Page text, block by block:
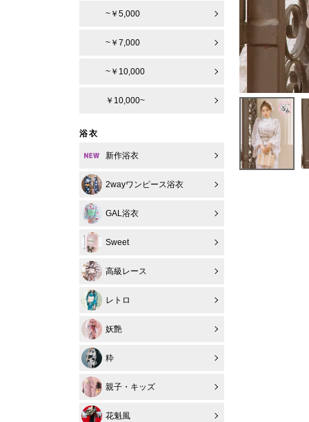
~￥5,000
~￥7,000
~￥10,000
￥10,000~
浴衣
新作浴衣
2wayワンピース浴衣
GAL浴衣
Sweet
高級レース
レトロ
妖艶
粋
親子・キッズ
花魁風